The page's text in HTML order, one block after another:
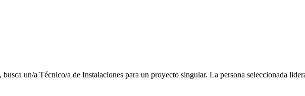
un/a Técnico/a de Instalaciones para un proyecto singular. La persona seleccionada